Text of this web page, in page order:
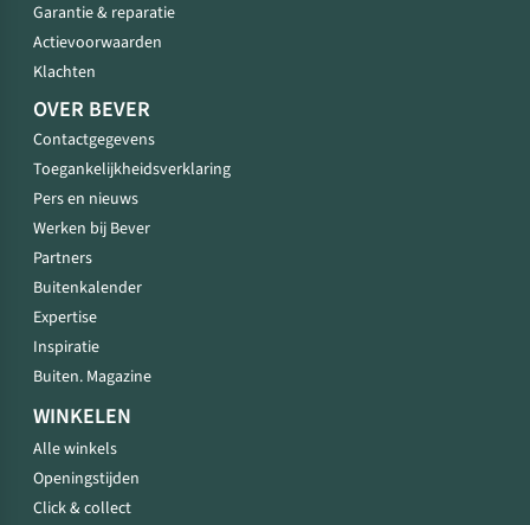
Garantie & reparatie
Actievoorwaarden
Klachten
OVER BEVER
Contactgegevens
Toegankelijkheidsverklaring
Pers en nieuws
Werken bij Bever
Partners
Buitenkalender
Expertise
Inspiratie
Buiten. Magazine
WINKELEN
Alle winkels
Openingstijden
Click & collect